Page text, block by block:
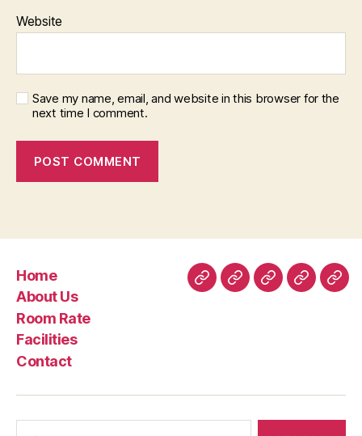
Website
Save my name, email, and website in this browser for the
next time I comment.
Home
About Us
Room Rate
Facilities
Contact
HomeAboutRoomFacilities